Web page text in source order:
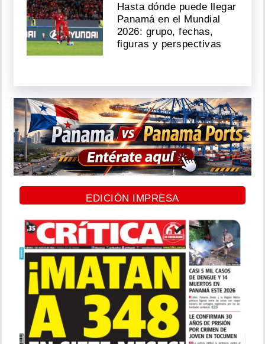
Hasta dónde puede llegar
Panamá en el Mundial
2026: grupo, fechas,
figuras y perspectivas
EDICIÓN IMPRESA